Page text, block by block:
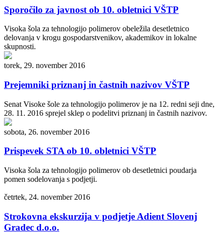
Sporočilo za javnost ob 10. obletnici VŠTP
Visoka šola za tehnologijo polimerov obeležila desetletnico
delovanja v krogu gospodarstvenikov, akademikov in lokalne
skupnosti.
torek, 29. november 2016
Prejemniki priznanj in častnih nazivov VŠTP
Senat Visoke šole za tehnologijo polimerov je na 12. redni seji dne,
28. 11. 2016 sprejel sklep o podelitvi priznanj in častnih nazivov.
sobota, 26. november 2016
Prispevek STA ob 10. obletnici VŠTP
Visoka šola za tehnologijo polimerov ob desetletnici poudarja
pomen sodelovanja s podjetji.
četrtek, 24. november 2016
Strokovna ekskurzija v podjetje Adient Slovenj
Gradec d.o.o.